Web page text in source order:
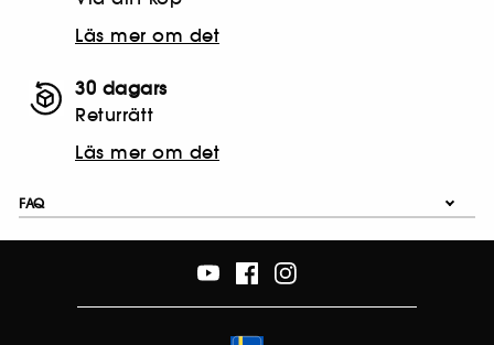
Läs mer om det
30 dagars
Returrätt
Läs mer om det
FAQ